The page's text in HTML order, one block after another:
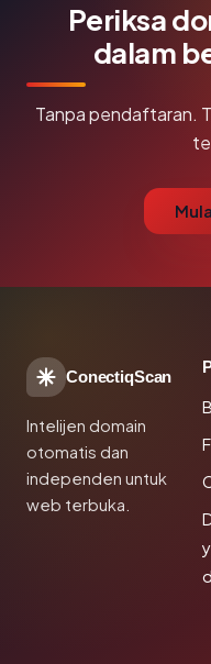
Periksa
dalam
Tanpa pendaftaran.
ConectiqScan
Intelijen domain
otomatis dan
independen untuk
web terbuka.